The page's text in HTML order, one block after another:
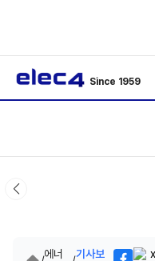
Since 1959
에너
기사보